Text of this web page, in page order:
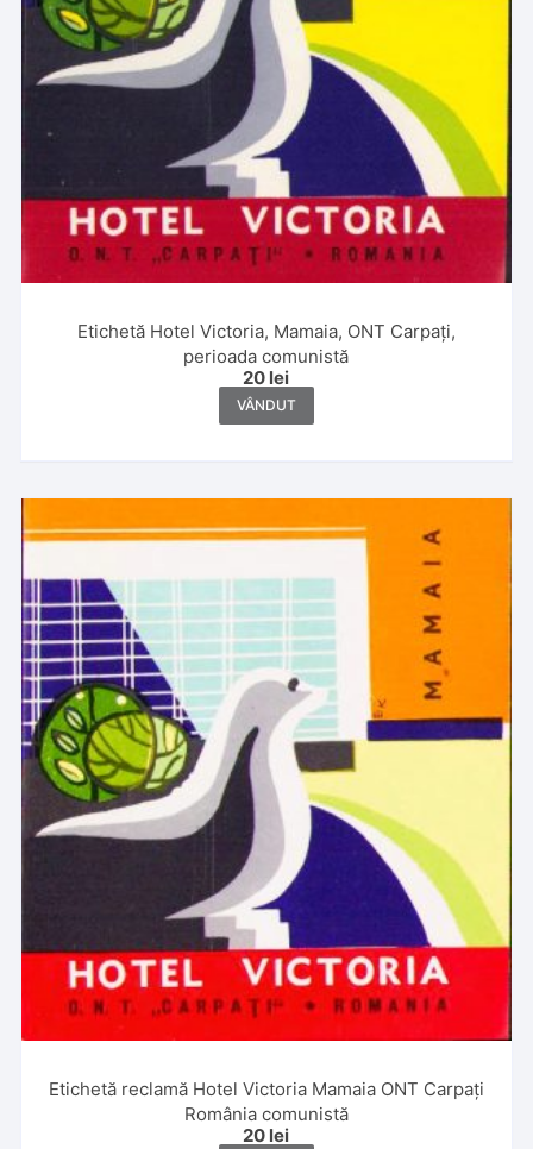
Etichetă Hotel Victoria, Mamaia, ONT Carpați,
perioada comunistă
20 lei
VÂNDUT
Etichetă reclamă Hotel Victoria Mamaia ONT Carpați
România comunistă
20 lei